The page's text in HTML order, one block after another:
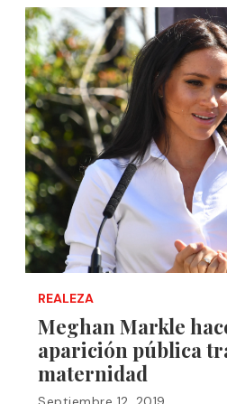
REALEZA
Meghan Markle
aparición pública
maternidad